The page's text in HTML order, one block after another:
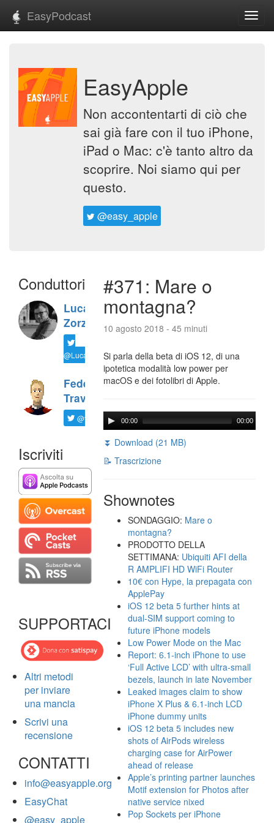
EasyPodcast
EasyApple
Non accontentarti di ciò che
sai già fare con il tuo iPhone,
iPad o Mac: c'è tanto altro da
scoprire. Noi siamo qui per
questo.
@easy_apple
Conduttori
Luca
Zorzi
@LucaTNT
Federico
Travaini
@ftrava
Iscriviti
SUPPORTACI
Altri metodi
per inviare
una mancia
Scrivi una
recensione
CONTATTI
info@easyapple.org
EasyChat
@easy_apple
#371: Mare o
montagna?
10 agosto 2018 - 45 minuti
Si parla della beta di iOS 12, di una
ipotetica modalità low power per
macOS e dei fotolibri di Apple.
00:00 00:00
⏬ Download (21 MB)
📝 Trascrizione
Shownotes
SONDAGGIO: Mare o
montagna?
PRODOTTO DELLA
SETTIMANA: Ubiquiti AFI della
R AMPLIFI HD WiFi Router
10€ con Hype, la prepagata con
ApplePay
iOS 12 beta 5 further hints at
dual-SIM support coming to
future iPhone models
Low Power Mode on the Mac
Report: 6.1-inch iPhone to use
‘Full Active LCD’ with ultra-small
bezels, launch in late November
Leaked images claim to show
iPhone X Plus & 6.1-inch LCD
iPhone dummy units
iOS 12 beta 5 includes new
shots of AirPods wireless
charging case for AirPower
ahead of release
Apple’s printing partner launches
Motif extension for Photos after
native service nixed
Pop Sockets per iPhone